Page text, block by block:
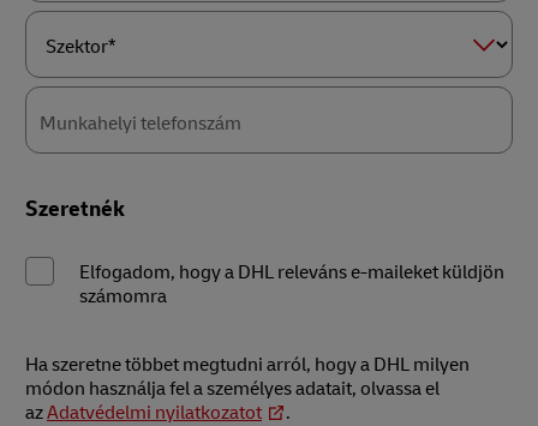
Válassza
ki
országát/régióját*
Szektor*
Munkahelyi telefonszám
Szeretnék
Elfogadom, hogy a DHL releváns e-maileket küldjön
számomra
Ha szeretne többet megtudni arról, hogy a DHL milyen
módon használja fel a személyes adatait, olvassa el
azAdatvédelmi nyilatkozatot .